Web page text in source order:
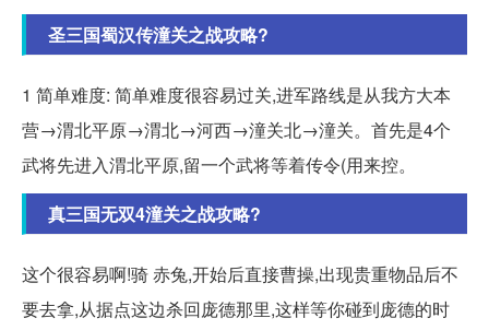
圣三国蜀汉传潼关之战攻略?
1 简单难度: 简单难度很容易过关,进军路线是从我方大本
营→渭北平原→渭北→河西→潼关北→潼关。首先是4个
武将先进入渭北平原,留一个武将等着传令(用来控。
真三国无双4潼关之战攻略?
这个很容易啊!骑 赤兔,开始后直接曹操,出现贵重物品后不
要去拿,从据点这边杀回庞德那里,这样等你碰到庞德的时